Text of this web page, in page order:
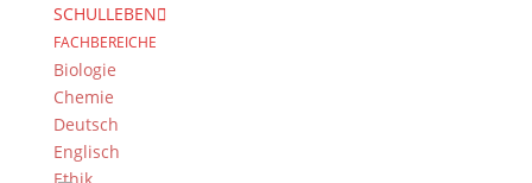
SCHULLEBEN
FACHBEREICHE
Biologie
Chemie
Deutsch
Englisch
Das DG
Dientzenhofer-Gymnasium Bamberg
Feldkirchenstr. 20-22
96052 Bamberg
Tel.: +49 (0) 951 93 23 90